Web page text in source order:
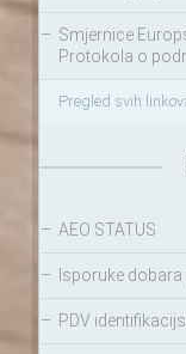
– Smjernice
Protokola o
Pregled svih
– AEO STATUS
– Isporuke
– PDV